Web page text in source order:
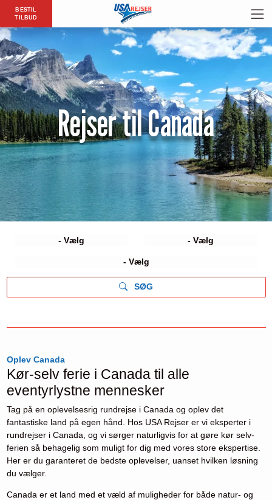
BESTIL
TILBUD
Rejser til Canada
SØG
Oplev Canada
Kør-selv ferie i Canada til alle
eventyrlystne mennesker
Tag på en oplevelsesrig rundrejse i Canada og oplev det
fantastiske land på egen hånd. Hos USA Rejser er vi eksperter i
rundrejser i Canada, og vi sørger naturligvis for at gøre kør selv-
ferien så behagelig som muligt for dig med vores store ekspertise.
Her er du garanteret de bedste oplevelser, uanset hvilken løsning
du vælger.
Canada er et land med et væld af muligheder for både natur- og